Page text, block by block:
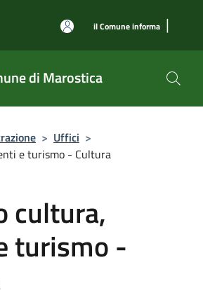
il Comune informa |
di Marostica
> Uffici >
e turismo - Cultura
cultura,
turismo -